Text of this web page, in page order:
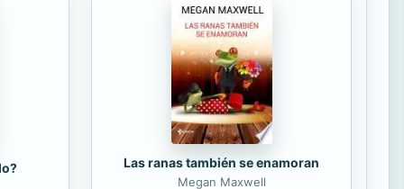
Las ranas también se enamoran
Megan Maxwell